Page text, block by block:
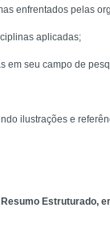
enfrentados pelas
aplicadas;
em seu campo de
ilustrações e
Estruturado,